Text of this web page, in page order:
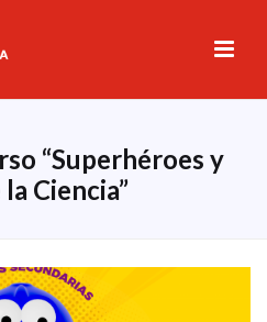
“Superhéroes y
Ciencia”